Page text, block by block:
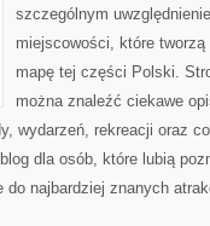
szczególnym
miejscowości, które
mapę tej części Polski.
można znaleźć ciekawe
wydarzeń, rekreacji oraz
dla osób, które lubią
do najbardziej znanych